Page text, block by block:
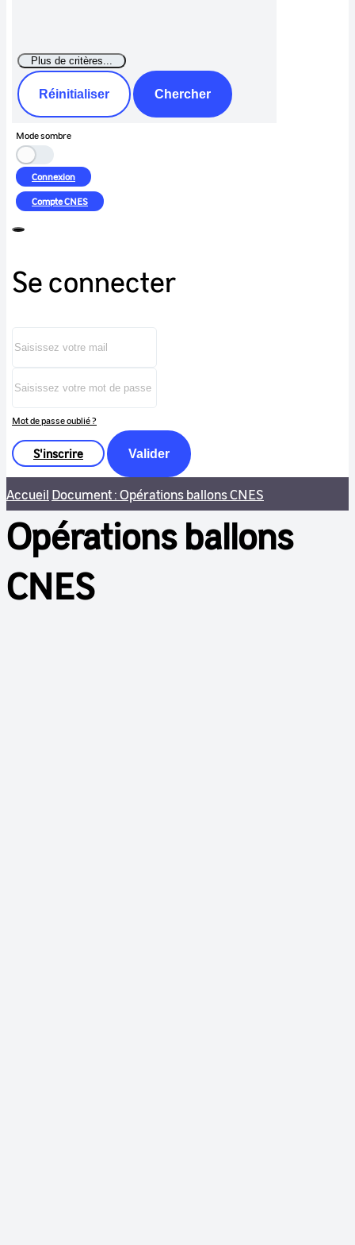
Réinitialiser Chercher
Mode sombre
Connexion
CompteCNES
Se connecter
Mot de passe oublié ?
S'inscrire Valider
Accueil Document : Opérations ballons CNES
Opérations ballons
CNES